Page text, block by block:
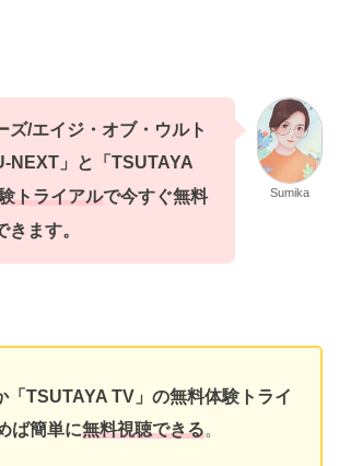
ズ/エイジ・オブ・ウルト
NEXT」と「TSUTAYA
トライアルで今すぐ無料
ます。
Sumika
「TSUTAYA TV」の無料体験トライ
ば簡単に無料視聴できる。